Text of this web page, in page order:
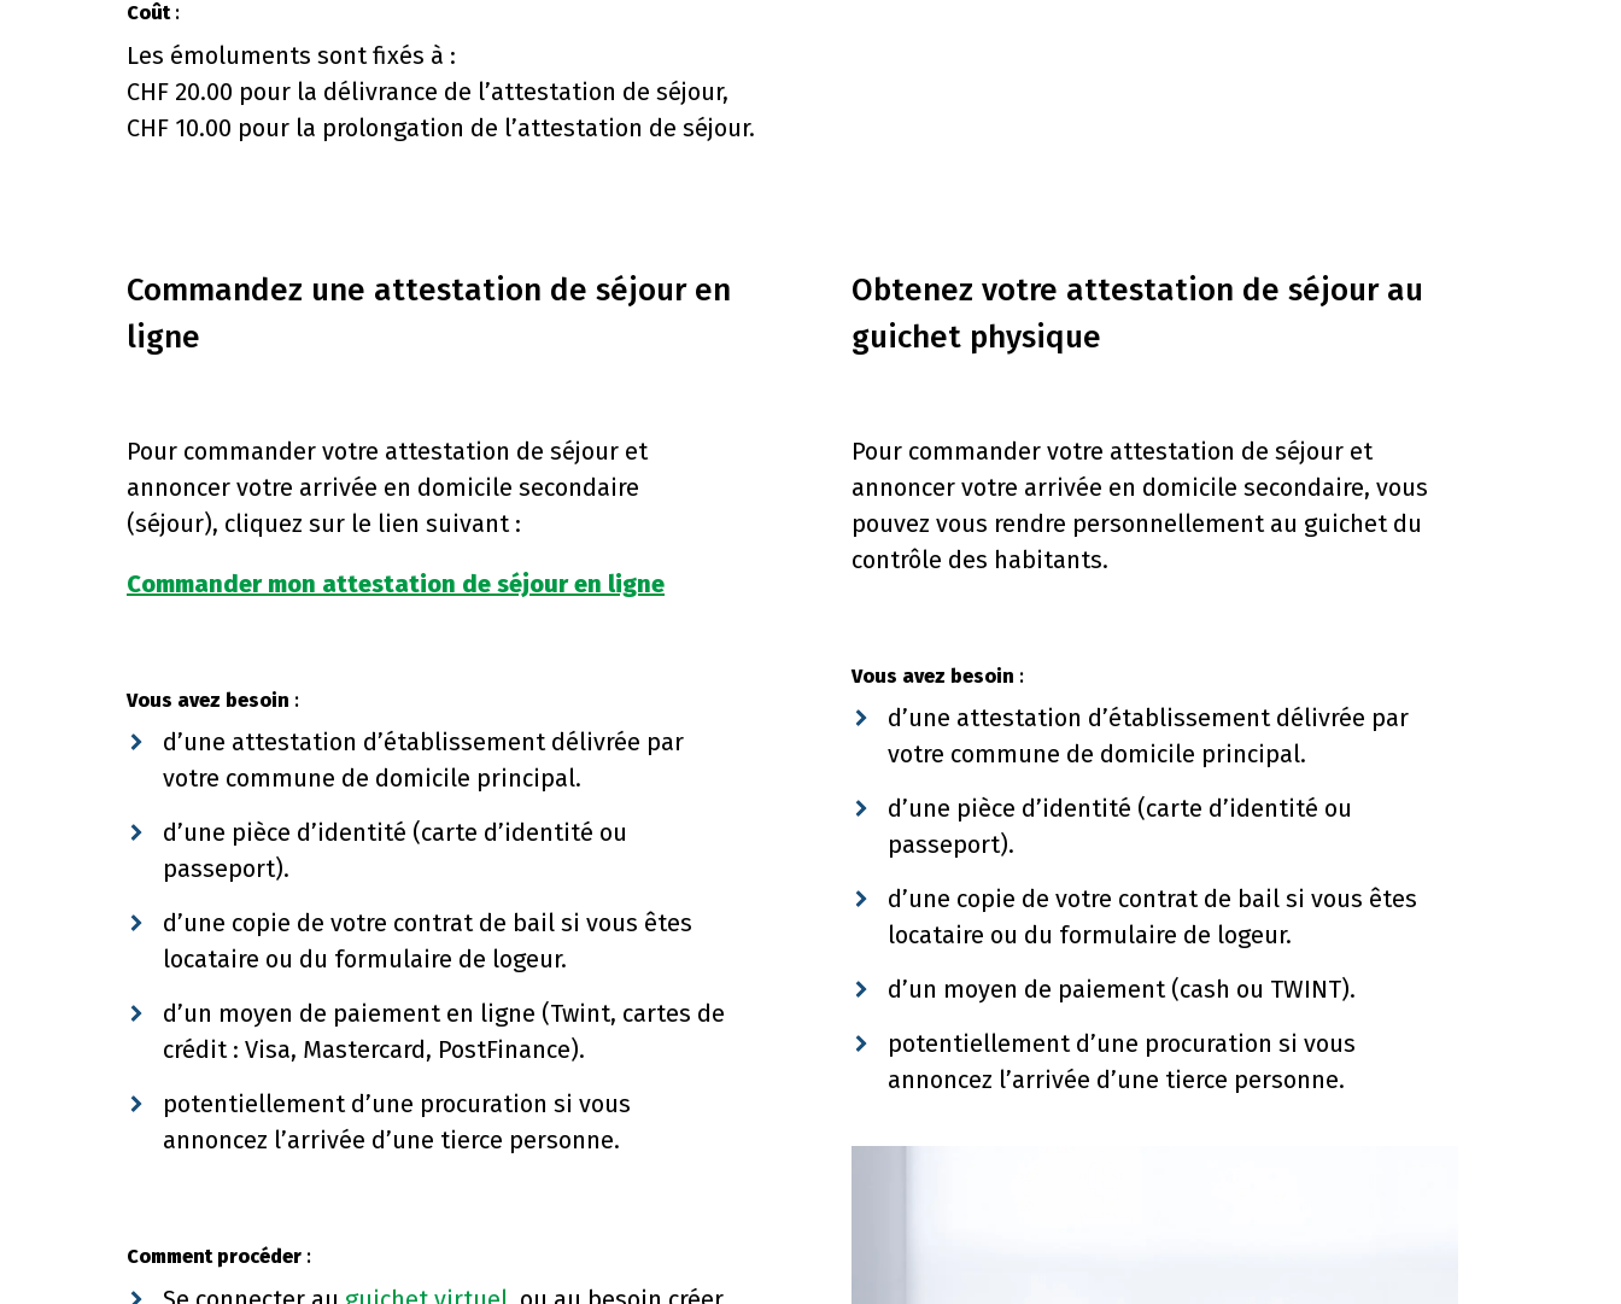
Coût:
Les émoluments sont fixés à :
CHF 20.00 pour la délivrance de l’attestation de séjour,
CHF 10.00 pour la prolongation de l’attestation de séjour.
Commandez une attestation de séjour en
ligne
Pour commander votre attestation de séjour et
annoncer votre arrivée en domicile secondaire
(séjour), cliquez sur le lien suivant :
Commander mon attestation de séjour en ligne
Vous avez besoin :
d’une attestation d’établissement délivrée par
votre commune de domicile principal.
d’une pièce d’identité (carte d’identité ou
passeport).
d’une copie de votre contrat de bail si vous êtes
locataire ou du formulaire de logeur.
d’un moyen de paiement en ligne (Twint, cartes de
crédit : Visa, Mastercard, PostFinance).
potentiellement d’une procuration si vous
annoncez l’arrivée d’une tierce personne.
Comment procéder :
Obtenez votre attestation de séjour au
guichet physique
Pour commander votre attestation de séjour et
annoncer votre arrivée en domicile secondaire, vous
pouvez vous rendre personnellement au guichet du
contrôle des habitants.
Vous avez besoin :
d’une attestation d’établissement délivrée par
votre commune de domicile principal.
d’une pièce d’identité (carte d’identité ou
passeport).
d’une copie de votre contrat de bail si vous êtes
locataire ou du formulaire de logeur.
d’un moyen de paiement (cash ou TWINT).
potentiellement d’une procuration si vous
annoncez l’arrivée d’une tierce personne.